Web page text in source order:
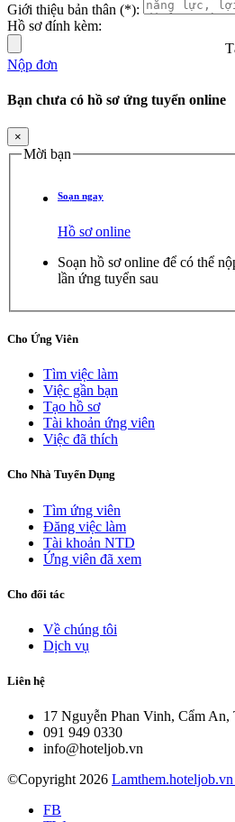
Giới thiệu bản thân (*):
Hồ sơ đính kèm:
Nộp đơn
Bạn chưa có hồ sơ ứng tuyển online
×
Mời bạn
Soạn ngay
Hồ sơ online
Soạn hồ sơ online để có thể
lần ứng tuyển sau
Cho Ứng Viên
Tìm việc làm
Việc gần bạn
Tạo hồ sơ
Tài khoản ứng viên
Việc đã thích
Cho Nhà Tuyển Dụng
Tìm ứng viên
Đăng việc làm
Tài khoản NTD
Ứng viên đã xem
Cho đối tác
Về chúng tôi
Dịch vụ
Liên hệ
17 Nguyễn Phan Vinh, Cẩm
091 949 0330
info@hoteljob.vn
©Copyright 2026 Lamthem.hoteljob.vn
FB